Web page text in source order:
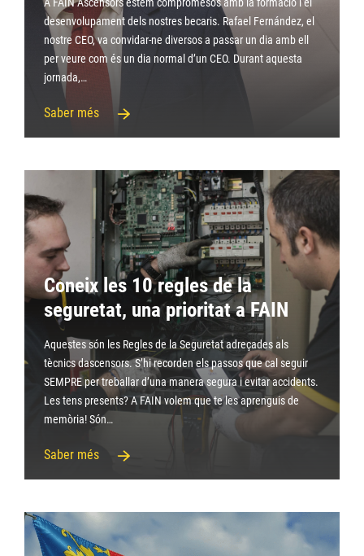
desenvolupament dels nostres becaris. Rafael Fernández, el
nostre CEO, va convidar-ne diversos a passar un dia amb ell
per veure com és un dia normal d’un CEO. Durant aquesta
jornada,…
Saber més
Coneix les 10 regles de la
seguretat, una prioritat a FAIN
Aquestes són les Regles de la Seguretat adreçades als
tècnics dascensors. S’hi recorden els passos que cal seguir
SEMPRE per treballar d’una manera segura i evitar accidents.
Les tens presents? A FAIN volem que te les aprenguis de
memòria! Són…
Saber més